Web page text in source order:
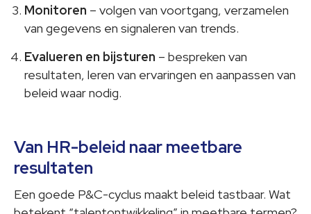
Monitoren – volgen van voortgang, verzamelen
van gegevens en signaleren van trends.
Evalueren en bijsturen – bespreken van
resultaten, leren van ervaringen en aanpassen van
beleid waar nodig.
Van HR-beleid naar meetbare
resultaten
Een goede P&C-cyclus maakt beleid tastbaar. Wat